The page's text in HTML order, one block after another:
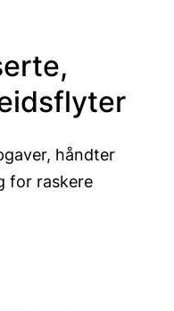
håndter
for raskere